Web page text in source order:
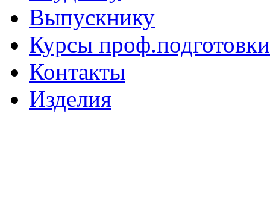
Выпускнику
Курсы проф.подготовки
Контакты
Изделия